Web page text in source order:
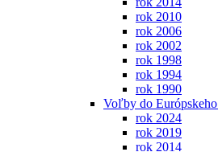
rok 2010
rok 2006
rok 2002
rok 1998
rok 1994
rok 1990
Voľby do Európskeho
rok 2024
rok 2019
rok 2014